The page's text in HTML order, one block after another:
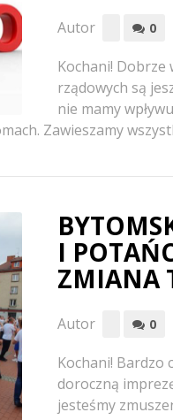
Autor 0
Kochani! Dobrze
rządowych są
nie mamy
Zawieszamy
I
ZMIANA
Autor 0
Kochani! Bardzo
doroczną
jesteśmy